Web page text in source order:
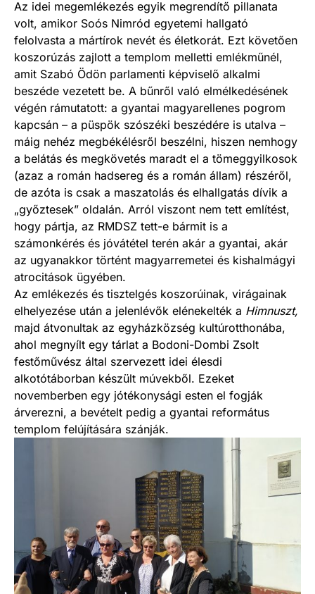
Az idei megemlékezés egyik megrendítő pillanata
volt, amikor Soós Nimród egyetemi hallgató
felolvasta a mártírok nevét és életkorát. Ezt követően
koszorúzás zajlott a templom melletti emlékműnél,
amit Szabó Ödön parlamenti képviselő alkalmi
beszéde vezetett be. A bűnről való elmélkedésének
végén rámutatott: a gyantai magyarellenes pogrom
kapcsán – a püspök szószéki beszédére is utalva –
máig nehéz megbékélésről beszélni, hiszen nemhogy
a belátás és megkövetés maradt el a tömeggyilkosok
(azaz a román hadsereg és a román állam) részéről,
de azóta is csak a maszatolás és elhallgatás dívik a
„győztesek” oldalán. Arról viszont nem tett említést,
hogy pártja, az RMDSZ tett-e bármit is a
számonkérés és jóvátétel terén akár a gyantai, akár
az ugyanakkor történt magyarremetei és kishalmágyi
atrocitások ügyében.
Az emlékezés és tisztelgés koszorúinak, virágainak
elhelyezése után a jelenlévők elénekelték a Himnuszt,
majd átvonultak az egyházközség kultúrotthonába,
ahol megnyílt egy tárlat a Bodoni-Dombi Zsolt
festőművész által szervezett idei élesdi
alkotótáborban készült múvekből. Ezeket
novemberben egy jótékonysági esten el fogják
árverezni, a bevételt pedig a gyantai református
templom felújítására szánják.